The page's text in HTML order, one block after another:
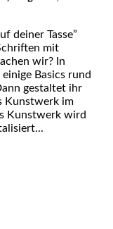
deiner Tasse”
mit
wir? In
Basics rund
gestaltet ihr
Kunstwerk im
Kunstwerk wird